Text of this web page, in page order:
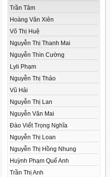
Trần Tâm
Hoàng Văn Xiên
Võ Thị Huệ
Nguyễn Thị Thanh Mai
Nguyễn Thìn Cường
Lyli Phạm
Nguyễn Thị Thảo
Vũ Hải
Nguyễn Thị Lan
Nguyễn Văn Mai
Đào Viết Trọng Nghĩa
Nguyễn Thị Loan
Nguyễn Thị Hồng Nhung
Huỳnh Phạm Quế Anh
Trần Thị Anh